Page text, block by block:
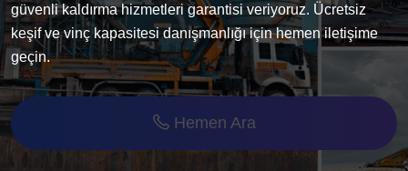
güvenli kaldırma hizmetleri garantisi veriyoruz. Ücretsiz
keşif ve vinç kapasitesi danışmanlığı için hemen iletişime
geçin.
Hemen Ara